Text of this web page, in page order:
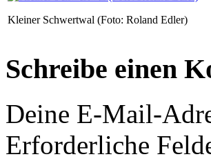
Kleiner Schwertwal (Foto: Roland Edler)
Schreibe einen
Deine E-Mail-
Erforderliche